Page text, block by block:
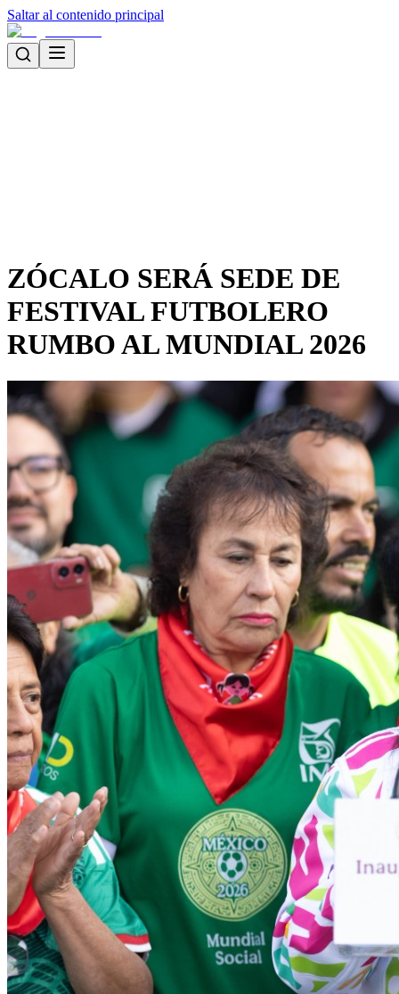
Saltar al contenido principal
ZÓCALO SERÁ SEDE DE
FESTIVAL FUTBOLERO
RUMBO AL MUNDIAL 2026